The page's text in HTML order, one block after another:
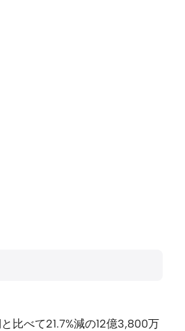
比べて21.7%減の12億3,800万